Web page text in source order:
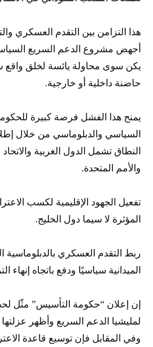
هذا التزامن بين التقدم العسكري
أجهض مشروع الدعم السريع
يكن سوى محاولة يائسة لخلق واقع
حاضنة داخلية أو خارجية.
يمنح هذا الفشل فرصة كبيرة
السياسي والدبلوماسي من خلال
النطاق تشمل الدول الغربية والاتحاد
والأمم المتحدة.
تفعيل الجهود الإقليمية لكسب
المؤثرة لا سيما دول الخليج.
ربط التقدم العسكري
الميدانية سياسيًا ودفع باتجاه
إن إعلان “حكومة التأسيس” مثّل
لمليشيا الدعم السريع وأظهر
وفي المقابل فإن توسيع قاعدة